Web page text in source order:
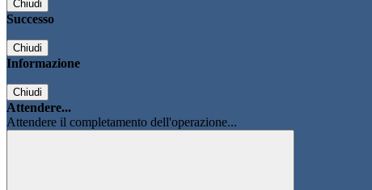
Chiudi
Successo
Chiudi
Informazione
Chiudi
Attendere...
Attendere il completamento dell'operazione...